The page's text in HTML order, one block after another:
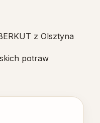
z Olsztyna
potraw